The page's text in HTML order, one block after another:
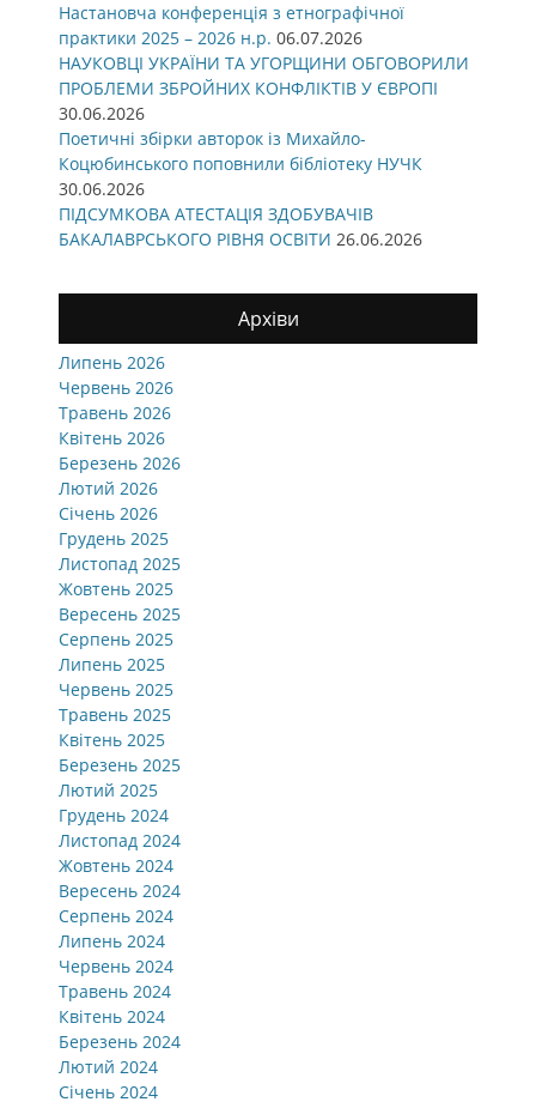
Настановча конференція з етнографічної
практики 2025 – 2026 н.р. 06.07.2026
НАУКОВЦІ УКРАЇНИ ТА УГОРЩИНИ ОБГОВОРИЛИ
ПРОБЛЕМИ ЗБРОЙНИХ КОНФЛІКТІВ У ЄВРОПІ
30.06.2026
Поетичні збірки авторок із Михайло-
Коцюбинського поповнили бібліотеку НУЧК
30.06.2026
ПІДСУМКОВА АТЕСТАЦІЯ ЗДОБУВАЧІВ
БАКАЛАВРСЬКОГО РІВНЯ ОСВІТИ 26.06.2026
Архіви
Липень 2026
Червень 2026
Травень 2026
Квітень 2026
Березень 2026
Лютий 2026
Січень 2026
Грудень 2025
Листопад 2025
Жовтень 2025
Вересень 2025
Серпень 2025
Липень 2025
Червень 2025
Травень 2025
Квітень 2025
Березень 2025
Лютий 2025
Грудень 2024
Листопад 2024
Жовтень 2024
Вересень 2024
Серпень 2024
Липень 2024
Червень 2024
Травень 2024
Квітень 2024
Березень 2024
Лютий 2024
Січень 2024